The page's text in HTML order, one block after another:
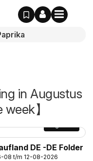
in Augustus
】
DE -DE Folder
08 t/m 12-08-2026